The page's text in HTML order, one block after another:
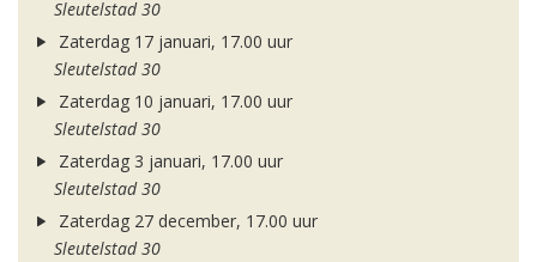
Sleutelstad 30
Zaterdag 17 januari, 17.00 uur
Sleutelstad 30
Zaterdag 10 januari, 17.00 uur
Sleutelstad 30
Zaterdag 3 januari, 17.00 uur
Sleutelstad 30
Zaterdag 27 december, 17.00 uur
Sleutelstad 30